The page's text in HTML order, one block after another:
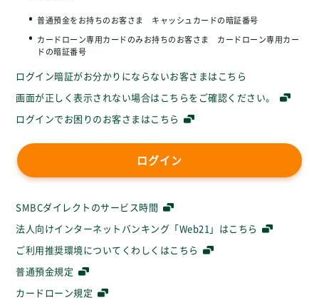
普通預金をお持ちのお客さま キャッシュカードの暗証番号
カードローン専用カードのみお持ちのお客さま カードローン専用カー
ドの暗証番号
ログイン暗証がお分かりにならないお客さまはこちら
画面が正しく表示されない場合はこちらをご確認ください。
ログインでお困りのお客さまはこちら
ログイン
SMBCダイレクトのサービス時間
法人向けインターネットバンキング「Web21」はこちら
ご利用推奨環境についてくわしくはこちら
普通預金規定
カードローン規定